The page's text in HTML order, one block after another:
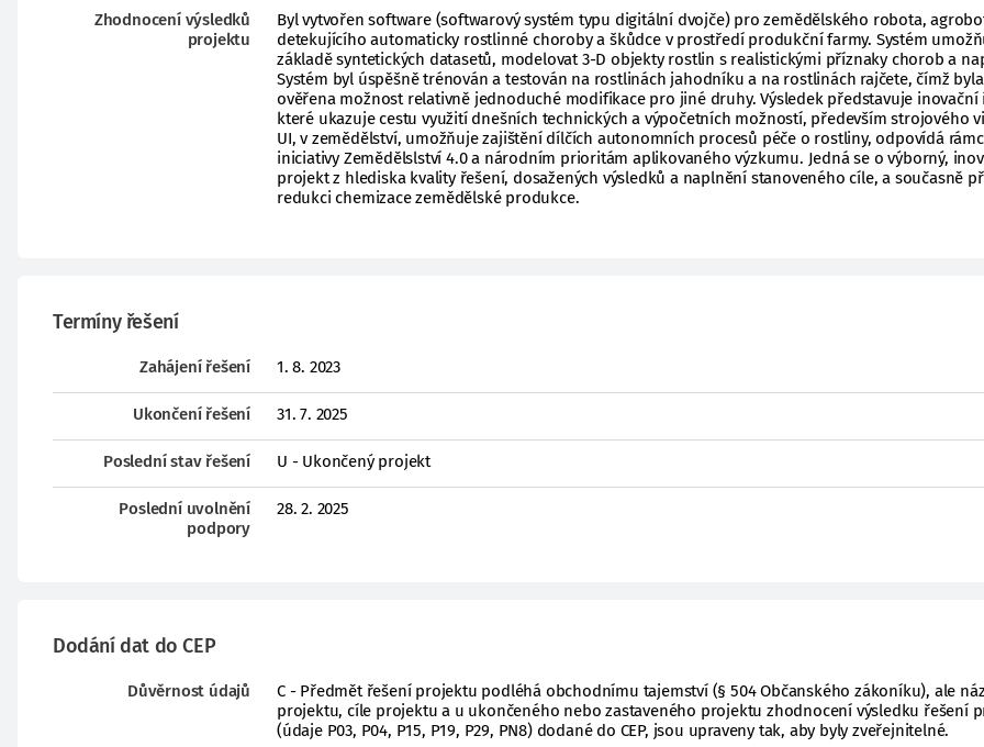
Zhodnocení výsledků
projektu
Byl vytvořen software (softwarový systém typu digitální dvojče) pro zemědělského robota,
detekujícího automaticky rostlinné choroby a škůdce v prostředí produkční farmy. Systém
základě syntetických datasetů, modelovat 3-D objekty rostlin s realistickými příznaky chorob a
Systém byl úspěšně trénován a testován na rostlinách jahodníku a na rostlinách rajčete, čímž byla
ověřena možnost relativně jednoduché modifikace pro jiné druhy. Výsledek představuje inovační
které ukazuje cestu využití dnešních technických a výpočetních možností, především strojového
UI, v zemědělství, umožňuje zajištění dílčích autonomních procesů péče o rostliny, odpovídá
iniciativy Zemědělslství 4.0 a národním prioritám aplikovaného výzkumu. Jedná se o výborný,
projekt z hlediska kvality řešení, dosažených výsledků a naplnění stanoveného cíle, a současně
redukci chemizace zemědělské produkce.
Termíny řešení
Zahájení řešení 1. 8. 2023
Ukončení řešení 31. 7. 2025
Poslední stav řešení U - Ukončený projekt
Poslední uvolnění
podpory
28. 2. 2025
Dodání dat do CEP
Důvěrnost údajů
C - Předmět řešení projektu podléhá obchodnímu tajemství (§ 504 Občanského zákoníku), ale
projektu, cíle projektu a u ukončeného nebo zastaveného projektu zhodnocení výsledku řešení
(údaje P03, P04, P15, P19, P29, PN8) dodané do CEP, jsou upraveny tak, aby byly zveřejnitelné.